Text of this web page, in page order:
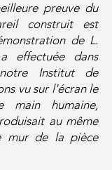
preuve du
construit est
de L.
effectuée dans
Institut de
vu sur l'écran le
main humaine,
au même
mur de la pièce